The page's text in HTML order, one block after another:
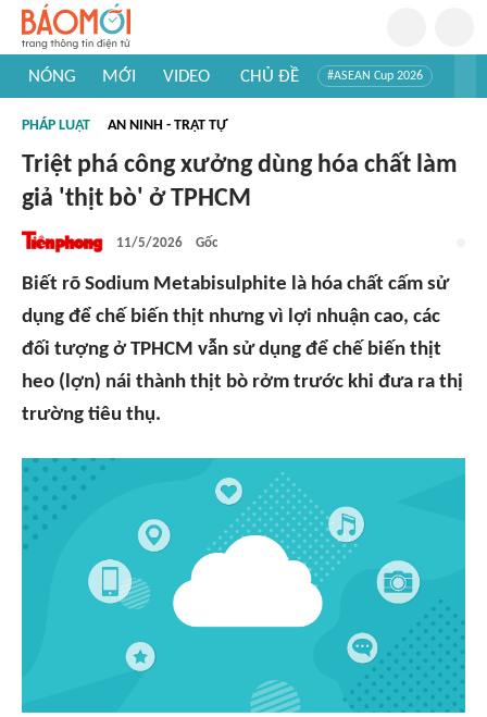
NÓNG MỚI VIDEO CHỦ ĐỀ #ASEAN Cup 2026
#Khám phá thế giới
PHÁP LUẬT AN NINH - TRẬT TỰ
Triệt phá công xưởng dùng hóa chất làm
giả 'thịt bò' ở TPHCM
11/5/2026 Gốc
Biết rõ Sodium Metabisulphite là hóa chất cấm sử
dụng để chế biến thịt nhưng vì lợi nhuận cao, các
đối tượng ở TPHCM vẫn sử dụng để chế biến thịt
heo (lợn) nái thành thịt bò rởm trước khi đưa ra thị
trường tiêu thụ.